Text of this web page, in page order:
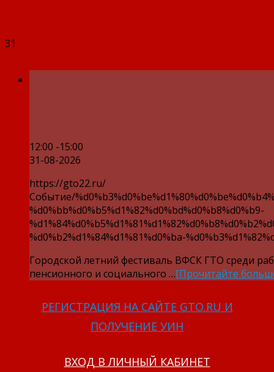
31
12:00 -15:00
31-08-2026
https://gto22.ru/
Событие/
%d0%bb%d0%b5%d1%82%d0%bd%d0%b8%d0%b9-
%d0%b2%d1%84%d1%81%d0%ba-
Городской летний фестиваль ВФСК ГТО среди
пенсионного и социального …[Прочитайте
РЕГИСТРАЦИЯ НА САЙТЕ GTO.RU И
ПОЛУЧЕНИЕ УИН
ВХОД В ЛИЧНЫЙ КАБИНЕТ